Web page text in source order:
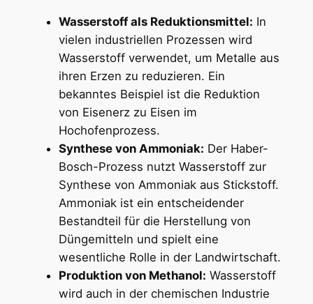
Wasserstoff als Reduktionsmittel: In
vielen industriellen Prozessen wird
Wasserstoff verwendet, um Metalle aus
ihren Erzen zu reduzieren. Ein
bekanntes Beispiel ist die Reduktion
von Eisenerz zu Eisen im
Hochofenprozess.
Synthese von Ammoniak: Der Haber-
Bosch-Prozess nutzt Wasserstoff zur
Synthese von Ammoniak aus Stickstoff.
Ammoniak ist ein entscheidender
Bestandteil für die Herstellung von
Düngemitteln und spielt eine
wesentliche Rolle in der Landwirtschaft.
Produktion von Methanol: Wasserstoff
wird auch in der chemischen Industrie